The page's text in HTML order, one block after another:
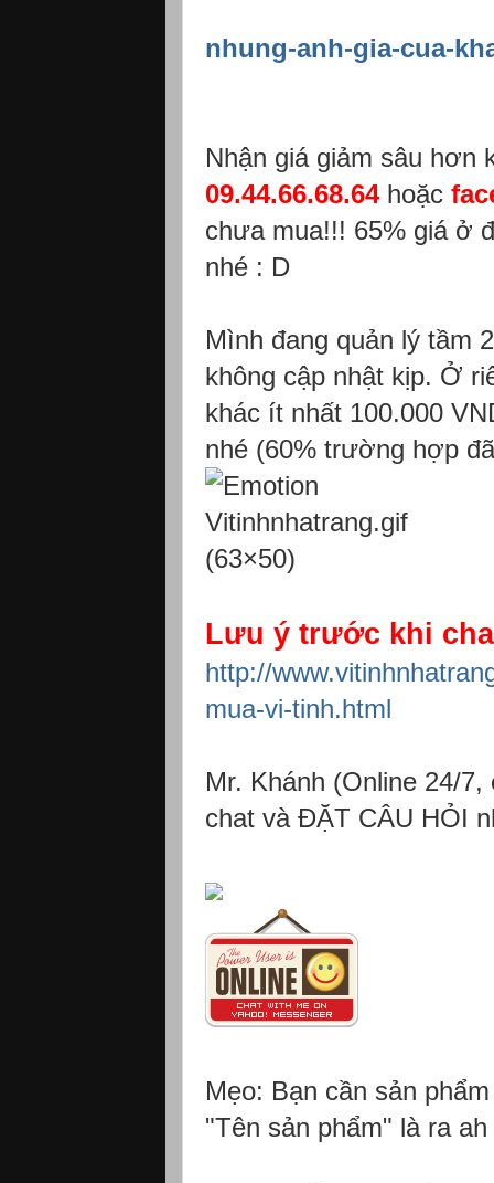
nhung-anh-gia-cua-
Nhận giá giảm sâu hơn
09.44.66.68.64 hoặc
chưa mua!!! 65% giá ở
nhé : D
Mình đang quản lý tầm
không cập nhật kịp. Ở
khác ít nhất 100.000
nhé (60% trường hợp
Lưu ý trước khi
http://
mua-vi-tinh.html
Mr. Khánh (Online 24/7,
chat và ĐẶT CÂU HỎI
Mẹo: Bạn cần sản
"Tên sản phẩm" là ra ah